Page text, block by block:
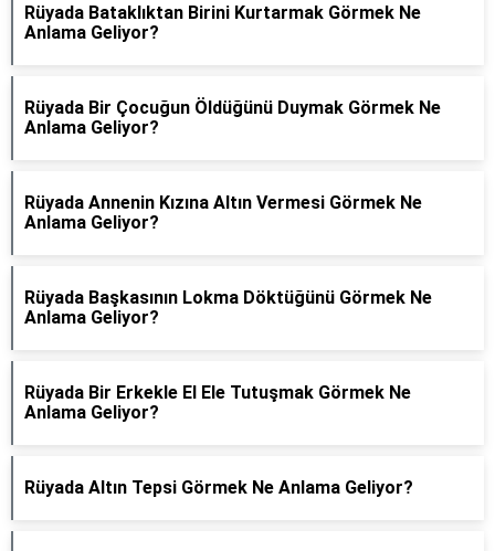
Rüyada Bataklıktan Birini Kurtarmak Görmek Ne
Anlama Geliyor?
Rüyada Bir Çocuğun Öldüğünü Duymak Görmek Ne
Anlama Geliyor?
Rüyada Annenin Kızına Altın Vermesi Görmek Ne
Anlama Geliyor?
Rüyada Başkasının Lokma Döktüğünü Görmek Ne
Anlama Geliyor?
Rüyada Bir Erkekle El Ele Tutuşmak Görmek Ne
Anlama Geliyor?
Rüyada Altın Tepsi Görmek Ne Anlama Geliyor?